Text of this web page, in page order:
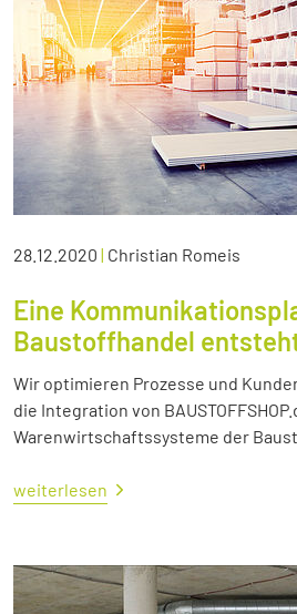
28.12.2020 | Christian Romeis
Eine
Baustoffhandel
Wir optimieren Prozesse und
die Integration von
Warenwirtschaftssysteme der
weiterlesen